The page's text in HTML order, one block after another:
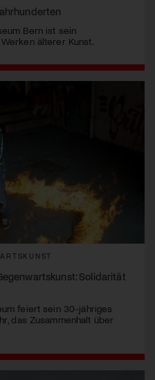
Bern ist sein
älterer Kunst.
Solidarität
feiert sein 30-jähriges
das Zusammenhalt über